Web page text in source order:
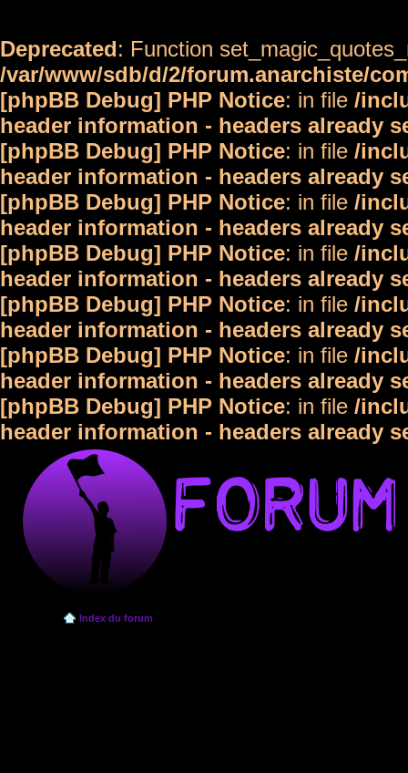
Deprecated: Function
/var/www/sdb/d/2/forum.anarchiste/
[phpBB Debug] PHP Notice: in file /
header information - headers already
[phpBB Debug] PHP Notice: in file /
header information - headers already
[phpBB Debug] PHP Notice: in file /
header information - headers already
[phpBB Debug] PHP Notice: in file /
header information - headers already
[phpBB Debug] PHP Notice: in file /
header information - headers already
[phpBB Debug] PHP Notice: in file /
header information - headers already
[phpBB Debug] PHP Notice: in file /
header information - headers already
Index du forum